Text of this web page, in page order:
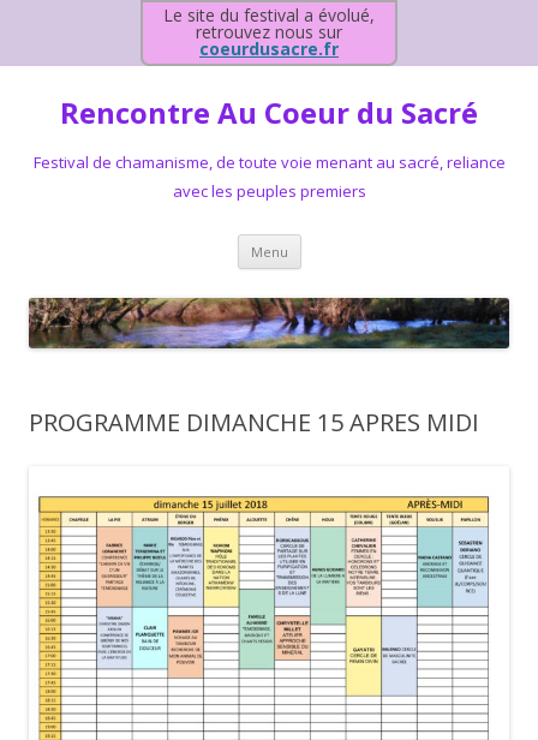
Le site du festival a évolué,
retrouvez nous sur
coeurdusacre.fr
Rencontre Au Coeur du Sacré
Festival de chamanisme, de toute voie menant au sacré, reliance
avec les peuples premiers
Menu Aller au contenu principal
PROGRAMME DIMANCHE 15 APRES MIDI